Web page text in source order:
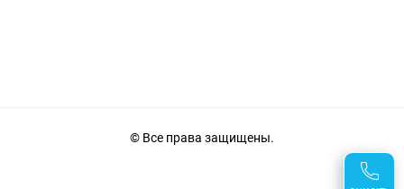
© Все права защищены.